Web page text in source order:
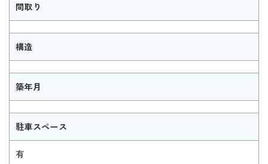
間取り
構造
築年月
駐車スペース
有